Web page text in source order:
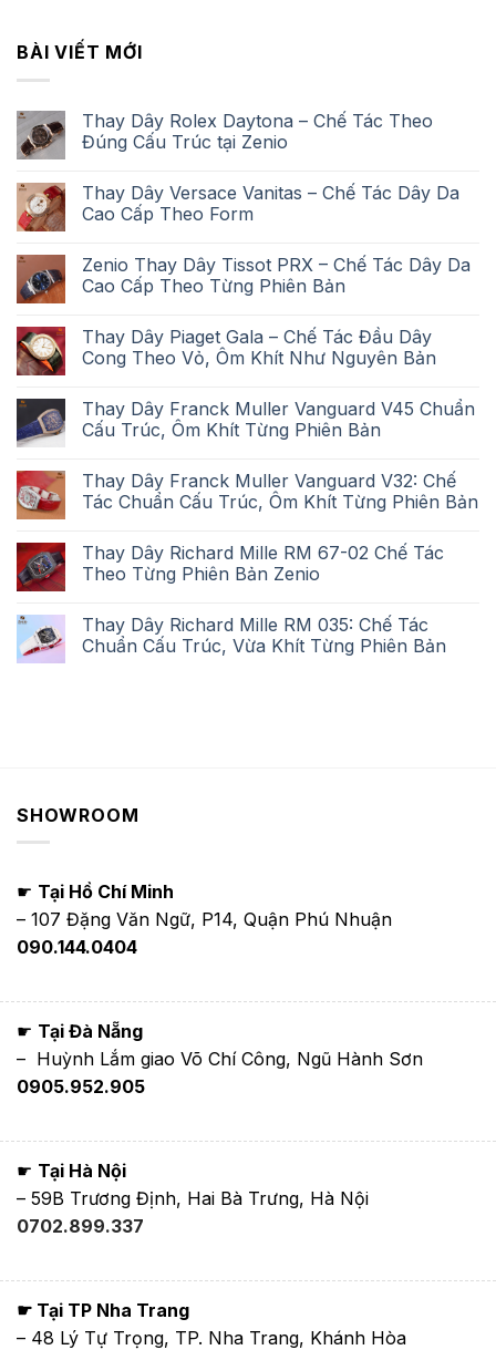
BÀI VIẾT MỚI
Thay Dây Rolex Daytona – Chế Tác Theo
Đúng Cấu Trúc tại Zenio
Thay Dây Versace Vanitas – Chế Tác Dây Da
Cao Cấp Theo Form
Zenio Thay Dây Tissot PRX – Chế Tác Dây Da
Cao Cấp Theo Từng Phiên Bản
Thay Dây Piaget Gala – Chế Tác Đầu Dây
Cong Theo Vỏ, Ôm Khít Như Nguyên Bản
Thay Dây Franck Muller Vanguard V45 Chuẩn
Cấu Trúc, Ôm Khít Từng Phiên Bản
Thay Dây Franck Muller Vanguard V32: Chế
Tác Chuẩn Cấu Trúc, Ôm Khít Từng Phiên Bản
Thay Dây Richard Mille RM 67-02 Chế Tác
Theo Từng Phiên Bản Zenio
Thay Dây Richard Mille RM 035: Chế Tác
Chuẩn Cấu Trúc, Vừa Khít Từng Phiên Bản
SHOWROOM
☛ Tại Hồ Chí Minh
– 107 Đặng Văn Ngữ, P14, Quận Phú Nhuận
090.144.0404
☛ Tại Đà Nẵng
– Huỳnh Lắm giao Võ Chí Công, Ngũ Hành Sơn
0905.952.905
☛ Tại Hà Nội
– 59B Trương Định, Hai Bà Trưng, Hà Nội
0702.899.337
☛ Tại TP Nha Trang
– 48 Lý Tự Trọng, TP. Nha Trang, Khánh Hòa